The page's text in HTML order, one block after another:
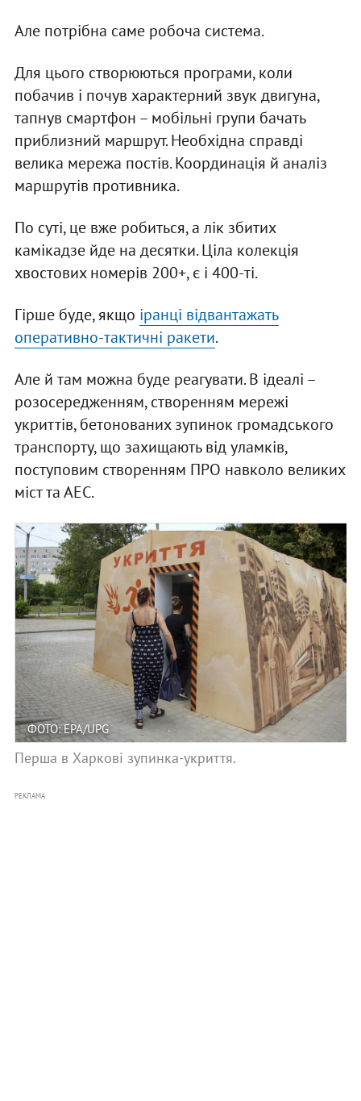
Але потрібна саме робоча система.
Для цього створюються програми, коли
побачив і почув характерний звук двигуна,
тапнув смартфон – мобільні групи бачать
приблизний маршрут. Необхідна справді
велика мережа постів. Координація й аналіз
маршрутів противника.
По суті, це вже робиться, а лік збитих
камікадзе йде на десятки. Ціла колекція
хвостових номерів 200+, є і 400-ті.
Гірше буде, якщо іранці відвантажать
оперативно-тактичні ракети.
Але й там можна буде реагувати. В ідеалі –
розосередженням, створенням мережі
укриттів, бетонованих зупинок громадського
транспорту, що захищають від уламків,
поступовим створенням ПРО навколо великих
міст та АЕС.
ФОТО: EPA/UPG
Перша в Харкові зупинка-укриття.
РЕКЛАМА